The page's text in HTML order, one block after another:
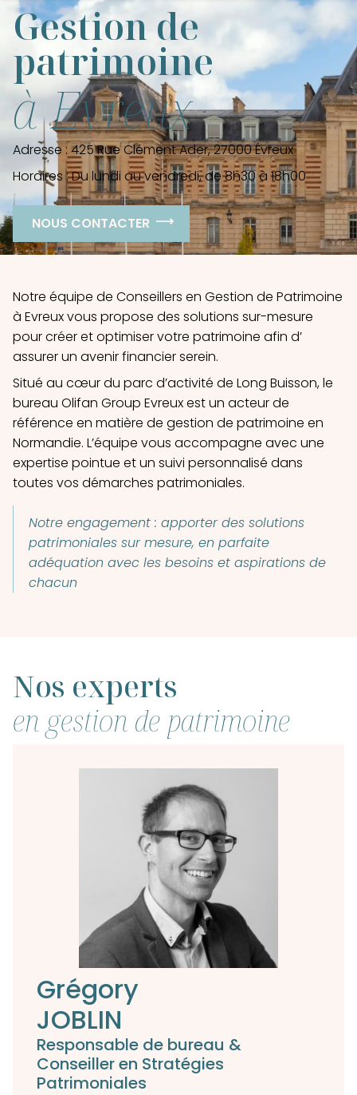
Gestion de
patrimoine
à Evreux
Adresse :425 Rue Clément Ader, 27000 Évreux
Horaires :Du lundi au vendredi, de 8h30 à 18h00
NOUS CONTACTER
Notre équipe de Conseillers en Gestion de Patrimoine
à Evreux vous propose des solutions sur-mesure
pour créer et optimiser votre patrimoine afin d’
assurer un avenir financier serein.
Situé au cœur du parc d’activité de Long Buisson, le
bureau Olifan Group Evreux est un acteur de
référence en matière de gestion de patrimoine en
Normandie. L’équipe vous accompagne avec une
expertise pointue et un suivi personnalisé dans
toutes vos démarches patrimoniales.
Notre engagement : apporter des solutions
patrimoniales sur mesure, en parfaite
adéquation avec les besoins et aspirations de
chacun
Nos experts
en gestion de patrimoine
Grégory
JOBLIN
Responsable de bureau &
Conseiller en Stratégies
Patrimoniales